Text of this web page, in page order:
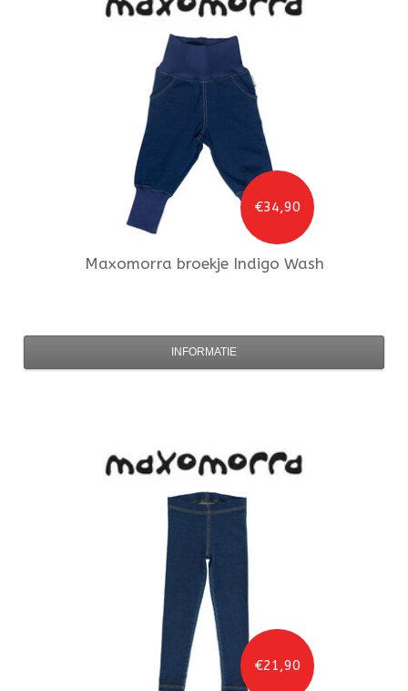
€34,90
Maxomorra broekje Indigo Wash
INFORMATIE
€21,90